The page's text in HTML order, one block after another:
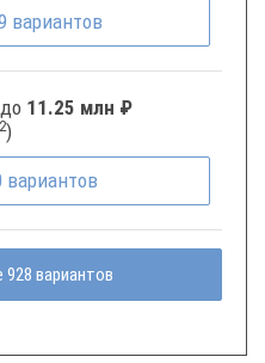
вариантов
до 11.25 млн ₽
2)
вариантов
вариантов